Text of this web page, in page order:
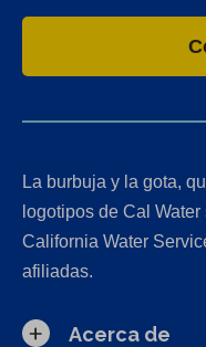
La burbuja y la gota,
logotipos de Cal
California Water
afiliadas.
Acerca de